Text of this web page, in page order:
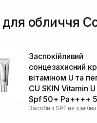
обличчя
Заспокійливий
сонцезахисний
вітаміном U та
CU SKIN Vitamin
Spf 50+ Pa++++
Засоби з SPF на